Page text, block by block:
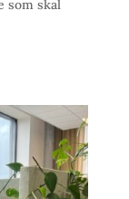
som skal